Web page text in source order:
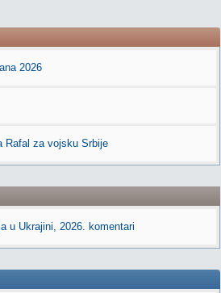
2026
Rafal za vojsku Srbije
u Ukrajini, 2026. komentari